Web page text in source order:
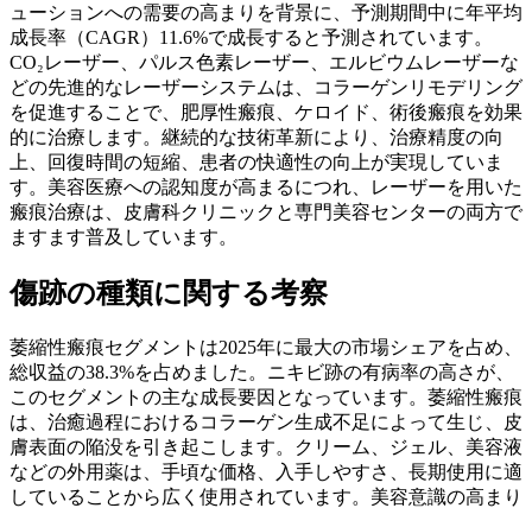
ューションへの需要の高まりを背景に、予測期間中に年平均
成長率（CAGR）11.6%で成長すると予測されています。
CO₂レーザー、パルス色素レーザー、エルビウムレーザーな
どの先進的なレーザーシステムは、コラーゲンリモデリング
を促進することで、肥厚性瘢痕、ケロイド、術後瘢痕を効果
的に治療します。継続的な技術革新により、治療精度の向
上、回復時間の短縮、患者の快適性の向上が実現していま
す。美容医療への認知度が高まるにつれ、レーザーを用いた
瘢痕治療は、皮膚科クリニックと専門美容センターの両方で
ますます普及しています。
傷跡の種類に関する考察
萎縮性瘢痕セグメントは2025年に最大の市場シェアを占め、
総収益の38.3%を占めました。ニキビ跡の有病率の高さが、
このセグメントの主な成長要因となっています。萎縮性瘢痕
は、治癒過程におけるコラーゲン生成不足によって生じ、皮
膚表面の陥没を引き起こします。クリーム、ジェル、美容液
などの外用薬は、手頃な価格、入手しやすさ、長期使用に適
していることから広く使用されています。美容意識の高まり